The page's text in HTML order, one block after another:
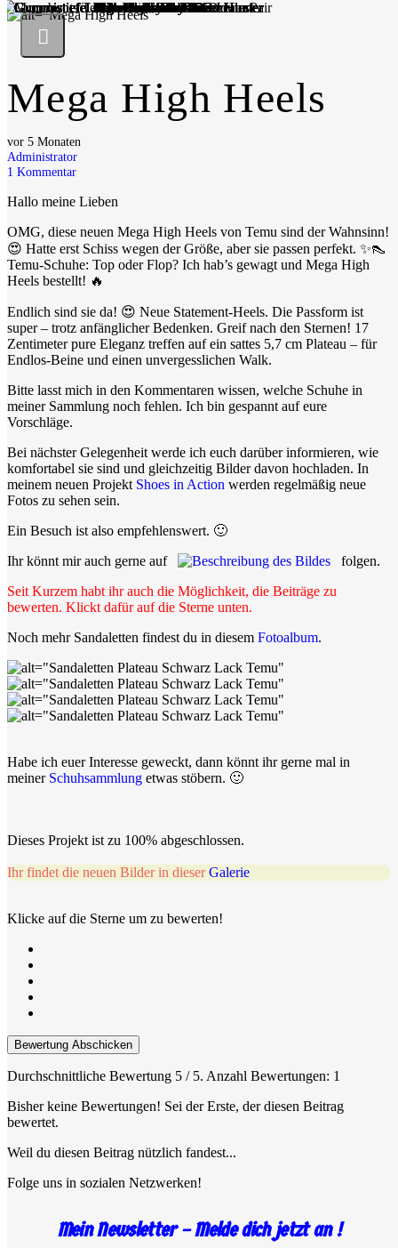
Mega High Heels
vor 5 Monaten
Administrator
1 Kommentar
Hallo meine Lieben
OMG, diese neuen Mega High Heels von Temu sind der Wahnsinn!
😍 Hatte erst Schiss wegen der Größe, aber sie passen perfekt. ✨👠
Temu-Schuhe: Top oder Flop? Ich hab’s gewagt und Mega High
Heels bestellt! 🔥
Endlich sind sie da! 😍 Neue Statement-Heels. Die Passform ist
super – trotz anfänglicher Bedenken. Greif nach den Sternen! 17
Zentimeter pure Eleganz treffen auf ein sattes 5,7 cm Plateau – für
Endlos-Beine und einen unvergesslichen Walk.
Bitte lasst mich in den Kommentaren wissen, welche Schuhe in
meiner Sammlung noch fehlen. Ich bin gespannt auf eure
Vorschläge.
Bei nächster Gelegenheit werde ich euch darüber informieren, wie
komfortabel sie sind und gleichzeitig Bilder davon hochladen. In
meinem neuen Projekt Shoes in Action werden regelmäßig neue
Fotos zu sehen sein.
Ein Besuch ist also empfehlenswert. 🙂
Ihr könnt mir auch gerne auf
folgen.
Seit Kurzem habt ihr auch die Möglichkeit, die Beiträge zu
bewerten. Klickt dafür auf die Sterne unten.
Noch mehr Sandaletten findest du in diesem Fotoalbum.
Habe ich euer Interesse geweckt, dann könnt ihr gerne mal in
meiner Schuhsammlung etwas stöbern. 🙂
Dieses Projekt ist zu 100% abgeschlossen.
Ihr findet die neuen Bilder in dieserGalerie
Klicke auf die Sterne um zu bewerten!
Bewertung Abschicken
Durchschnittliche Bewertung 5 / 5. Anzahl Bewertungen: 1
Bisher keine Bewertungen! Sei der Erste, der diesen Beitrag
bewertet.
Weil du diesen Beitrag nützlich fandest...
Folge uns in sozialen Netzwerken!
Mein Newsletter – Melde dich jetzt an !